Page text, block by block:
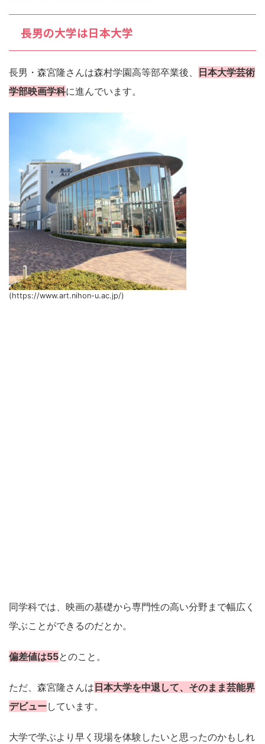
長男の大学は日本大学
長男・森宮隆さんは森村学園高等部卒業後、
日本大学芸術
学部映画学科に進んでいます。
(https://www.art.nihon-u.ac.jp/)
同学科では、映画の基礎から専門性の高い分野まで幅広く
学ぶことができるのだとか。
偏差値は55とのこと。
ただ、森宮隆さんは 日本大学を中退して、そのまま芸能界
デビューしています。
大学で学ぶより早く現場を体験したいと思ったのかもしれ